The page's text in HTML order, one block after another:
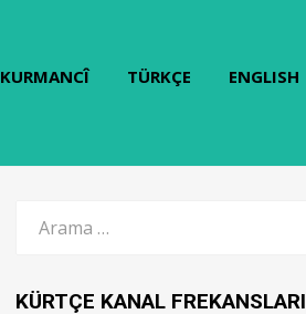
KURMANCÎ TÜRKÇE ENGLISH
KÜRTÇE KANAL FREKANSLARI